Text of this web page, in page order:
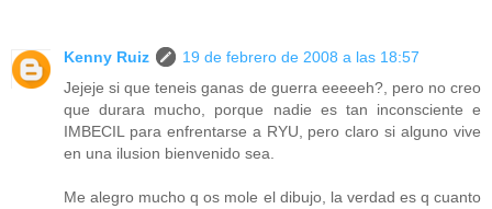
Kenny Ruiz
19 de febrero de 2008 a las 18:57
Jejeje si que teneis ganas de guerra eeeeeh?, pero no creo
que durara mucho, porque nadie es tan inconsciente e
IMBECIL para enfrentarse a RYU, pero claro si alguno vive
en una ilusion bienvenido sea.
Me alegro mucho q os mole el dibujo, la verdad es q cuanto